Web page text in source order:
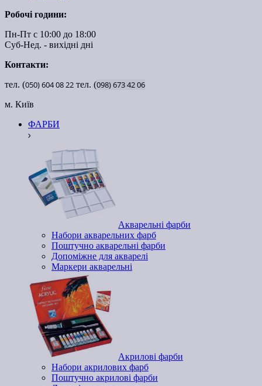
Робочі години:
Пн-Пт с 10:00 до 18:00
Суб-Нед. - вихідні дні
Контакти:
тел. (050)6040822 тел. (098)6734206
м. Київ
ФАРБИ
Акварельні фарби
Набори акварельних фарб
Поштучно акварельні фарби
Допоміжне для акварелі
Маркери акварельні
Акрилові фарби
Набори акрилових фарб
Поштучно акрилові фарби